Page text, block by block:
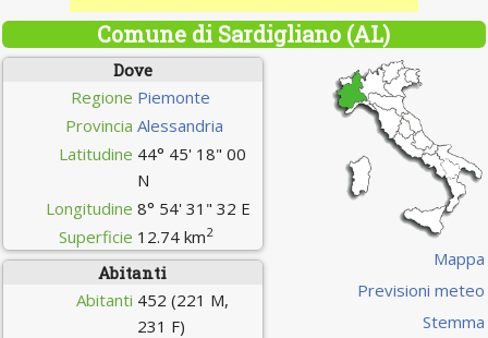
Comune di Sardigliano (AL)
Dove
Regione Piemonte
Provincia Alessandria
Latitudine 44° 45' 18" 00
N
Longitudine 8° 54' 31" 32 E
Superficie 12.74 km2
Abitanti
Abitanti 452 (221 M,
231 F)
Mappa
Previsioni meteo
Stemma